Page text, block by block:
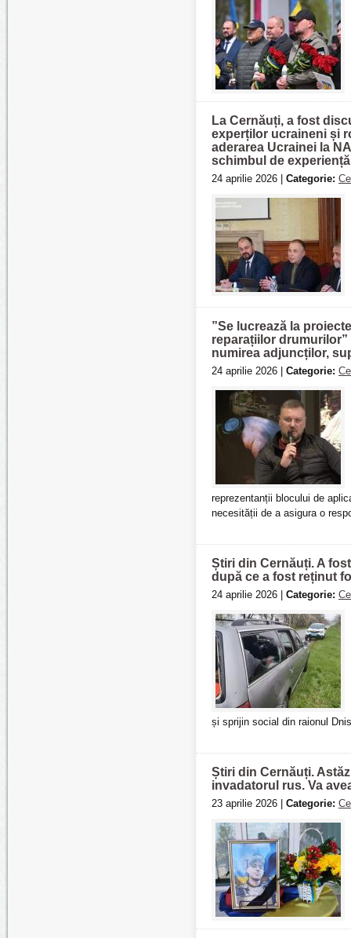
La Cernăuți, a fost
experților ucraineni și
aderarea Ucrainei la
schimbul de
24 aprilie 2026 | Categorie:
”Se lucrează la
reparațiilor drumurilor”
numirea adjuncților,
24 aprilie 2026 | Categorie:
reprezentanții blocului de
necesității de a asigura o
Știri din Cernăuți. A
după ce a fost reținut
24 aprilie 2026 | Categorie:
și sprijin social din raionul
Știri din Cernăuți.
invadatorul rus. Va
23 aprilie 2026 | Categorie: